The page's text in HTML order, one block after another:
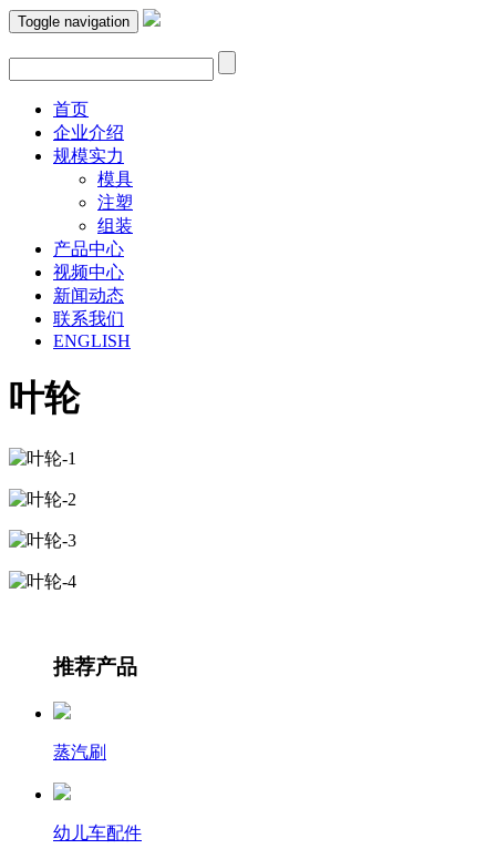
Toggle navigation
首页
企业介绍
规模实力
模具
注塑
组装
产品中心
视频中心
新闻动态
联系我们
ENGLISH
叶轮
推荐产品
蒸汽刷
幼儿车配件